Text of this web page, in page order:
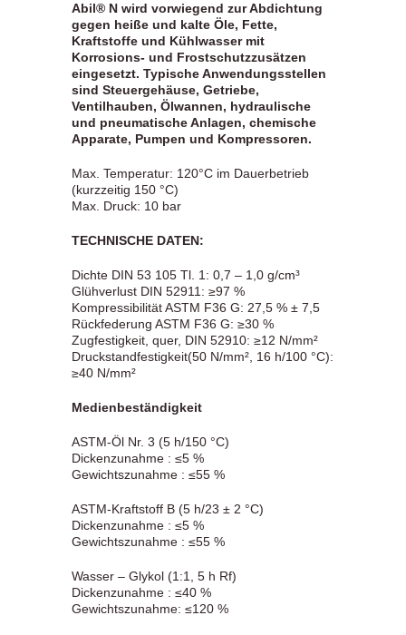
Abil® N wird vorwiegend zur Abdichtung
gegen heiße und kalte Öle, Fette,
Kraftstoffe und Kühlwasser mit
Korrosions- und Frostschutzzusätzen
eingesetzt. Typische Anwendungsstellen
sind Steuergehäuse, Getriebe,
Ventilhauben, Ölwannen, hydraulische
und pneumatische Anlagen, chemische
Apparate, Pumpen und Kompressoren.
Max. Temperatur: 120°C im Dauerbetrieb
(kurzzeitig 150 °C)
Max. Druck: 10 bar
TECHNISCHE DATEN:
Dichte DIN 53 105 Tl. 1: 0,7 – 1,0 g/cm³
Glühverlust DIN 52911: ≥97 %
Kompressibilität ASTM F36 G: 27,5 % ± 7,5
Rückfederung ASTM F36 G: ≥30 %
Zugfestigkeit, quer, DIN 52910: ≥12 N/mm²
Druckstandfestigkeit(50 N/mm², 16 h/100 °C):
≥40 N/mm²
Medienbeständigkeit
ASTM-Öl Nr. 3 (5 h/150 °C)
Dickenzunahme : ≤5 %
Gewichtszunahme : ≤55 %
ASTM-Kraftstoff B (5 h/23 ± 2 °C)
Dickenzunahme : ≤5 %
Gewichtszunahme : ≤55 %
Wasser – Glykol (1:1, 5 h Rf)
Dickenzunahme : ≤40 %
Gewichtszunahme: ≤120 %